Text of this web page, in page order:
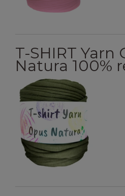
T-SHIRT Yarn
Natura 100%